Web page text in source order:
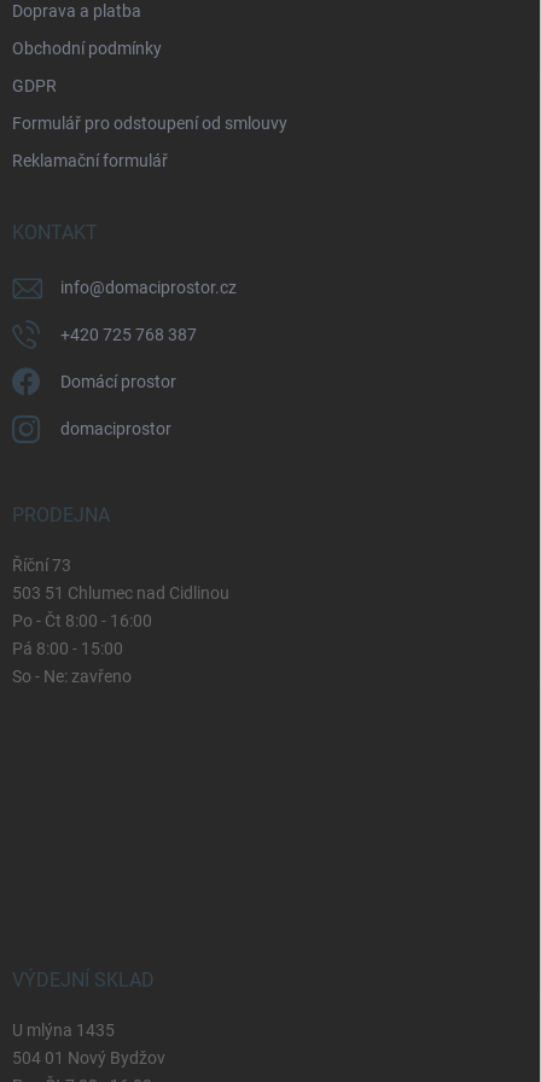
Doprava a platba
Obchodní podmínky
GDPR
Formulář pro odstoupení od smlouvy
Reklamační formulář
KONTAKT
info@domaciprostor.cz
+420 725 768 387
Domácí prostor
domaciprostor
PRODEJNA
Říční 73
503 51 Chlumec nad Cidlinou
Po - Čt 8:00 - 16:00
Pá 8:00 - 15:00
So - Ne: zavřeno
VÝDEJNÍ SKLAD
U mlýna 1435
504 01 Nový Bydžov